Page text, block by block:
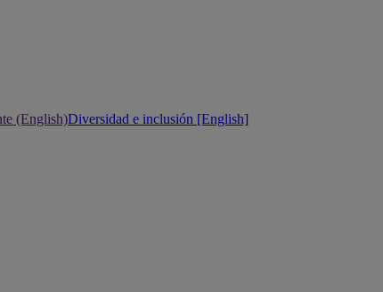
(English)Diversidad e inclusión [English]